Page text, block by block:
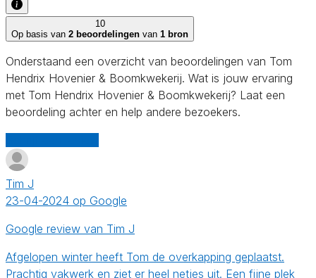
10
Op basis van 2 beoordelingen van 1 bron
Onderstaand een overzicht van beoordelingen van Tom
Hendrix Hovenier & Boomkwekerij. Wat is jouw ervaring
met Tom Hendrix Hovenier & Boomkwekerij? Laat een
beoordeling achter en help andere bezoekers.
Tim J
23-04-2024 op Google
Google review van Tim J
Afgelopen winter heeft Tom de overkapping geplaatst.
Prachtig vakwerk en ziet er heel netjes uit. Een fijne plek